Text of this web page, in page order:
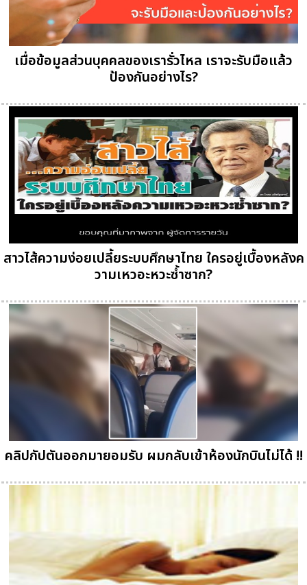
เมื่อข้อมูลส่วนบุคคลของเรารั่วไหล เราจะรับมือแล้ว
ป้องกันอย่างไร?
สาวไส้ความง่อยเปลี้ยระบบศึกษาไทย ใครอยู่เบื้องหลังค
วามเหวอะหวะซ้ำซาก?
คลิปกัปตันออกมายอมรับ ผมกลับเข้าห้องนักบินไม่ได้ !!